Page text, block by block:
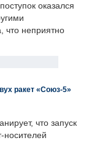
оказался
что неприятно
ракет «Союз-5»
что запуск
носителей